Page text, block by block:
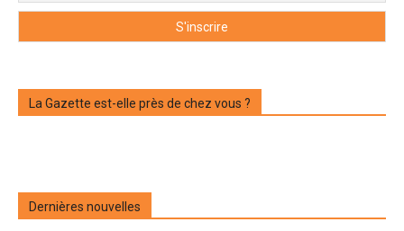
La Gazette est-elle près de chez vous ?
Dernières nouvelles